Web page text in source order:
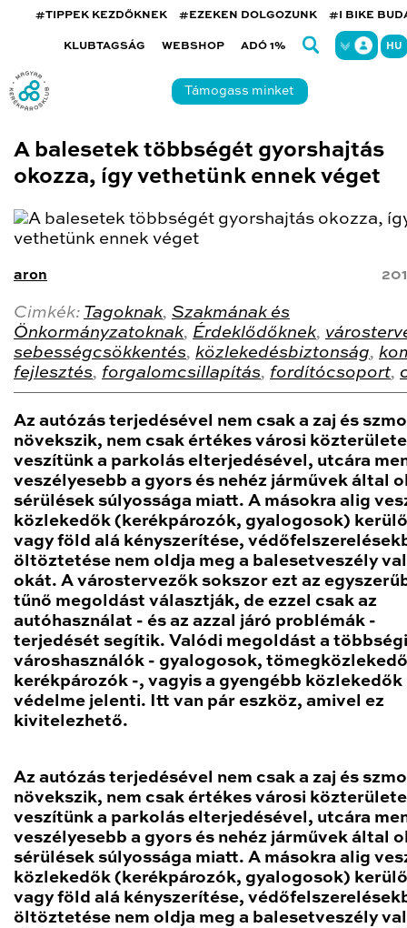
#TIPPEK KEZDŐKNEK #EZEKEN DOLGOZUNK #I BIKE
KLUBTAGSÁG WEBSHOP ADÓ 1% HU
Támogass minket
A balesetek többségét gyorshajtás
okozza, így vethetünk ennek véget
aron
Cimkék: Tagoknak, Szakmának és
Önkormányzatoknak, Érdeklődőknek,
sebességcsökkentés, közlekedésbiztonság,
fejlesztés, forgalomcsillapítás, fordítócsoport,
Az autózás terjedésével nem csak a zaj és
növekszik, nem csak értékes városi
veszítünk a parkolás elterjedésével, utcára
veszélyesebb a gyors és nehéz járművek által
sérülések súlyossága miatt. A másokra alig
közlekedők (kerékpározók, gyalogosok)
vagy föld alá kényszerítése,
öltöztetése nem oldja meg a balesetveszély
okát. A várostervezők sokszor ezt az
tűnő megoldást választják, de ezzel csak az
autóhasználat - és az azzal járó problémák -
terjedését segítik. Valódi megoldást a többségi
városhasználók - gyalogosok,
kerékpározók -, vagyis a gyengébb közlekedők
védelme jelenti. Itt van pár eszköz, amivel ez
kivitelezhető.
Az autózás terjedésével nem csak a zaj és
növekszik, nem csak értékes városi
veszítünk a parkolás elterjedésével, utcára
veszélyesebb a gyors és nehéz járművek által
sérülések súlyossága miatt. A másokra alig
közlekedők (kerékpározók, gyalogosok)
vagy föld alá kényszerítése,
öltöztetése nem oldja meg a balesetveszély